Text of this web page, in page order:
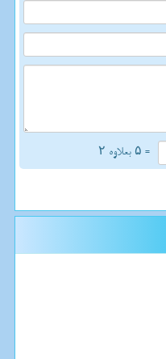
= ۵ بعلاوه ۲